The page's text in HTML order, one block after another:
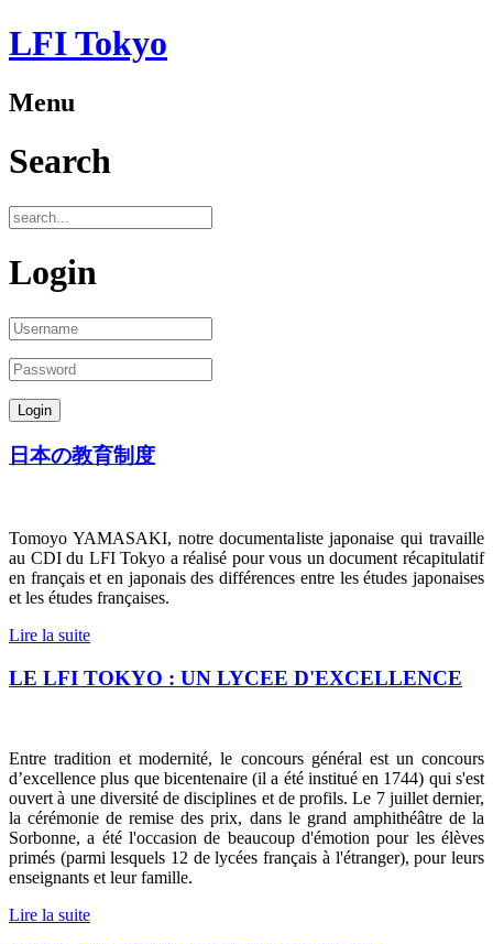
LFI Tokyo
Menu
Search
Login
日本の教育制度
Tomoyo YAMASAKI, notre documentaliste japonaise qui travaille
au CDI du LFI Tokyo a réalisé pour vous un document récapitulatif
en français et en japonais des différences entre les études japonaises
et les études françaises.
Lire la suite
LE LFI TOKYO : UN LYCEE D'EXCELLENCE
Entre tradition et modernité, le concours général est un concours
d’excellence plus que bicentenaire (il a été institué en 1744) qui s'est
ouvert à une diversité de disciplines et de profils. Le 7 juillet dernier,
la cérémonie de remise des prix, dans le grand amphithéâtre de la
Sorbonne, a été l'occasion de beaucoup d'émotion pour les élèves
primés (parmi lesquels 12 de lycées français à l'étranger), pour leurs
enseignants et leur famille.
Lire la suite